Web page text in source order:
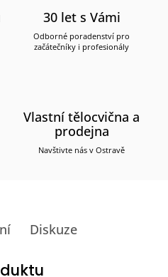
30 let s Vámi
Odborné poradenství pro
začátečníky i profesionály
Vlastní tělocvična a
prodejna
Navštivte nás v Ostravě
Diskuze